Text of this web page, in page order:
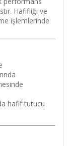
Hafifliği ve
işlemlerinde
hafif tutucu